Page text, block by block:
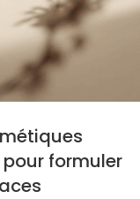
formuler